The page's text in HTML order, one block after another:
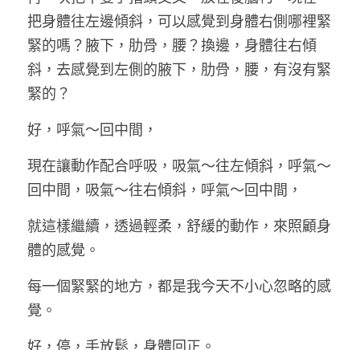
把身體往左邊傾斜，可以感覺到身體右側哪裡緊
緊的嗎？腋下，肋骨，腰？換邊，身體往右傾
斜，去感覺到左側的腋下，肋骨，腰，有沒有緊
緊的？
好，呼氣～回中間，
現在讓動作配合呼吸，吸氣～往左傾斜，呼氣～
回中間，吸氣～往右傾斜，呼氣～回中間，
就這樣繼續，透過輕柔，舒緩的動作，來照顧身
體的感覺。
每一個緊緊的地方，都是我今天不小心忽略的感
覺。
好，停，手放鬆，身體回正。